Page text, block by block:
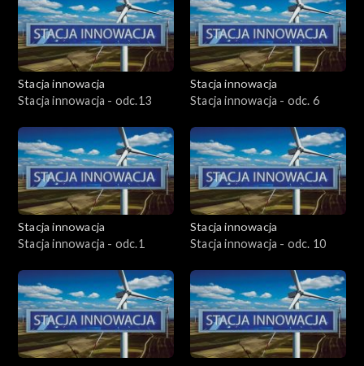
Stacja innowacja
Stacja innowacja - odc.13
Stacja innowacja
Stacja innowacja - odc. 6
Stacja innowacja
Stacja innowacja - odc.1
Stacja innowacja
Stacja innowacja - odc. 10